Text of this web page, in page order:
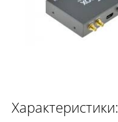
Характеристики: